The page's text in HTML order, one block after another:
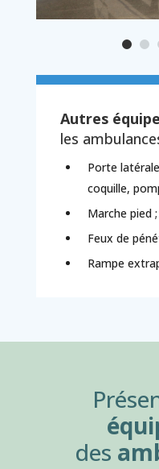
Autres
les
Porte
coquille,
Marche pied ;
Feux de
Rampe
des